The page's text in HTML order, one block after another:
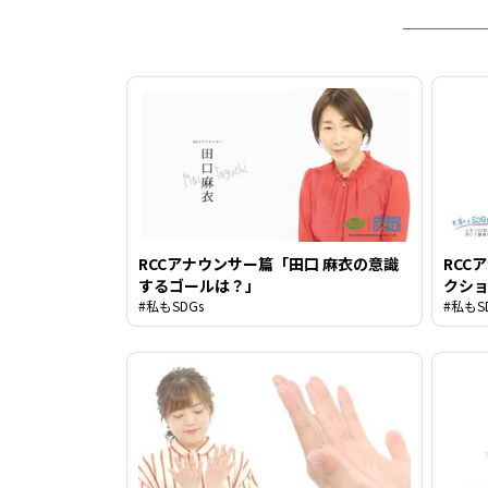
RCCアナウンサー篇「田口 麻衣の意識
するゴールは？」
#私もSDGs
RCC
クシ
#私も